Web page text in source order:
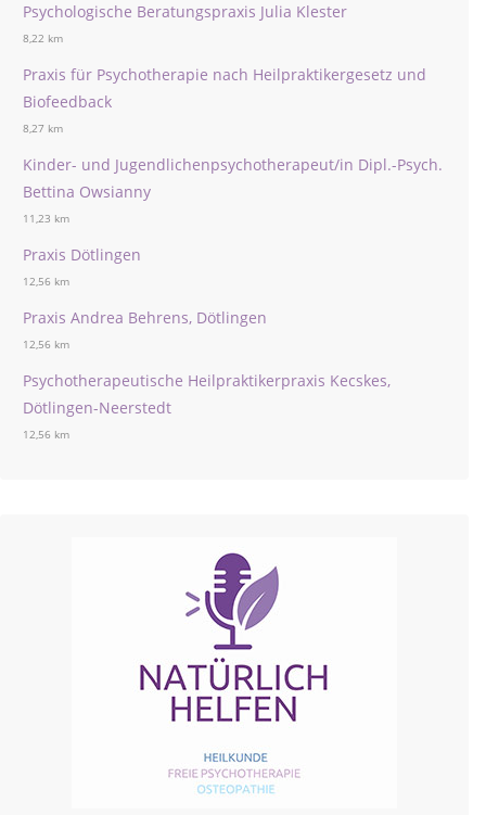
Psychologische Beratungspraxis Julia Klester
8,22 km
Praxis für Psychotherapie nach Heilpraktikergesetz und
Biofeedback
8,27 km
Kinder- und Jugendlichenpsychotherapeut/in Dipl.-Psych.
Bettina Owsianny
11,23 km
Praxis Dötlingen
12,56 km
Praxis Andrea Behrens, Dötlingen
12,56 km
Psychotherapeutische Heilpraktikerpraxis Kecskes,
Dötlingen-Neerstedt
12,56 km